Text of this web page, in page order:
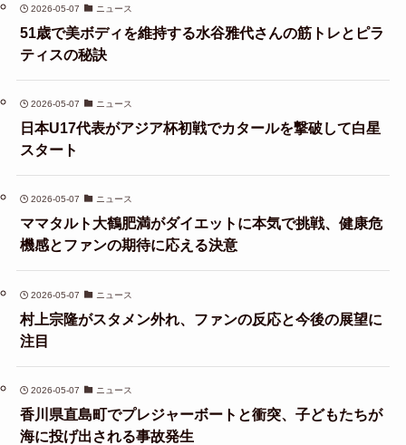
2026-05-07 ニュース
51歳で美ボディを維持する水谷雅代さんの筋トレとピラ
ティスの秘訣
2026-05-07 ニュース
日本U17代表がアジア杯初戦でカタールを撃破して白星
スタート
2026-05-07 ニュース
ママタルト大鶴肥満がダイエットに本気で挑戦、健康危
機感とファンの期待に応える決意
2026-05-07 ニュース
村上宗隆がスタメン外れ、ファンの反応と今後の展望に
注目
2026-05-07 ニュース
香川県直島町でプレジャーボートと衝突、子どもたちが
海に投げ出される事故発生